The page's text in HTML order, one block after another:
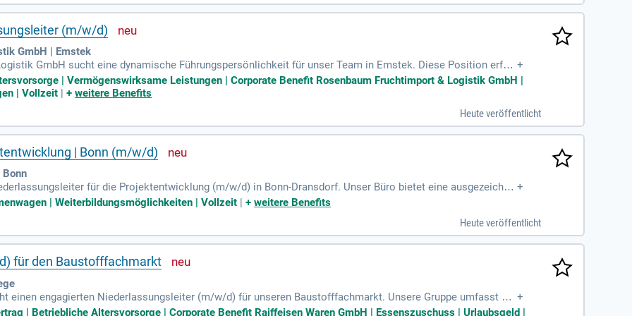
Sie sich jetzt und gestalten Sie die Zukunft des Küchenverkaufs aktiv mit!
(m/w/d)
GmbH | Emstek
GmbH sucht eine dynamische Führungspersönlichkeit für unser Team in Emstek. Diese Position erfor
Verantwortungsbewusstsein, um Prozesse aktiv zu gestalten. Sie werden rund 120 Mitarbeitende führen u
steuern Sie logistische Abläufe und optimieren diese kontinuierlich. Die enge Zusammenarbeit mit Servi
um Erfolge zu sichern. Ein abgeschlossenes Studium in Logistik oder Betriebswirtschaft, oder eine gl
für diese spannende Herausforderung.
+
| Vermögenswirksame Leistungen | Corporate Benefit Rosenbaum Fruchtimport & Logistik GmbH |
| Vollzeit |+weitere Benefits
Heute veröffentlicht
| Bonn (m/w/d)
Bonn
für die Projektentwicklung (m/w/d) in Bonn-Dransdorf. Unser Büro bietet eine ausgezeichne
In unmittelbarer Nähe befinden sich diverse Einkaufsmöglichkeiten, die den Arbeitsalltag erleich
selbstständige Akquise und Verhandlung von Grundstücksverträgen sowie die Erstellung von Wirtschaftlichk
innovative Projektkonzepte zu entwickeln und Ihre Karriere voranzutreiben!
+
| Weiterbildungsmöglichkeiten | Vollzeit |+weitere Benefits
Heute veröffentlicht
für den Baustofffachmarkt
einen engagierten Niederlassungsleiter (m/w/d) für unseren Baustofffachmarkt. Unsere Gruppe umfasst 22
über 3.600 Mitarbeiter*innen getragen werden. Wir setzen auf nachhaltiges Wachstum und suchen Mensch
+
| Betriebliche Altersvorsorge | Corporate Benefit Raiffeisen Waren GmbH | Essenszuschuss | Urlaubsgeld |